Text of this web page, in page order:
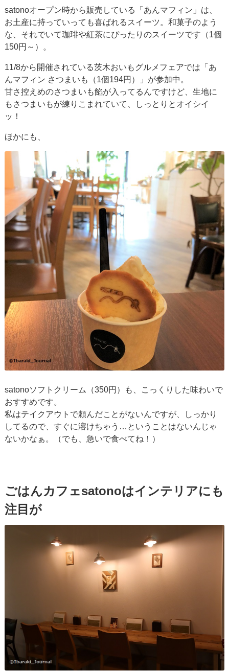
satonoオープン時から販売している「あんマフィン」は、
お土産に持っていっても喜ばれるスイーツ。和菓子のよう
な、それでいて珈琲や紅茶にぴったりのスイーツです（1個
150円～）。
11/8から開催されている茨木おいもグルメフェアでは「あ
んマフィン さつまいも（1個194円）」が参加中。
甘さ控えめのさつまいも餡が入ってるんですけど、生地に
もさつまいもが練りこまれていて、しっとりとオイシイ
ッ！
ほかにも、
satonoソフトクリーム（350円）も、こっくりした味わいで
おすすめです。
私はテイクアウトで頼んだことがないんですが、しっかり
してるので、すぐに溶けちゃう…ということはないんじゃ
ないかなぁ。（でも、急いで食べてね！）
ごはんカフェsatonoはインテリアにも
注目が